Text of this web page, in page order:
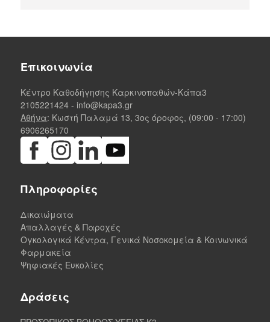
Επικοινωνία
Κέντρο Καθοδήγησης Καρκινοπαθών-Κάπα3
2105221424 - info@kapa3.gr
Αθήνα: Κωστή Παλαμά 13, 3ος όροφος, (09:00 - 17:00)
6906265170
Πληροφορίες
Δικαιώματα
Απαλλαγές & Παροχές
Ογκολογικά Κέντρα, Γενικά Νοσοκομεία & Κοινωνικά
Φαρμακεία
Ψηφιακές Ευκολίες
Δράσεις